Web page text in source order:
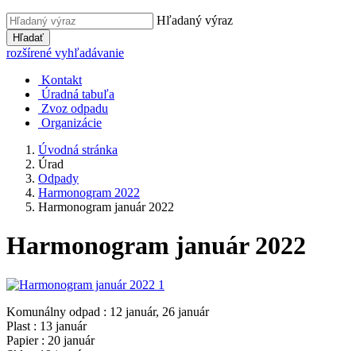
Hľadaný výraz
Hľadať
rozšírené vyhľadávanie
Kontakt
Úradná tabuľa
Zvoz odpadu
Organizácie
Úvodná stránka
Úrad
Odpady
Harmonogram 2022
Harmonogram január 2022
Harmonogram január 2022
Komunálny odpad : 12 január, 26 január
Plast : 13 január
Papier : 20 január